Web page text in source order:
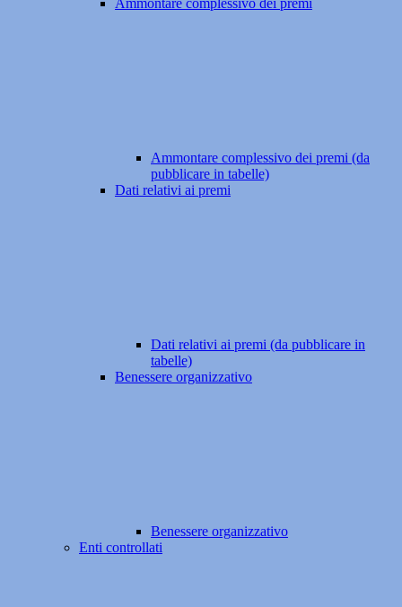
Ammontare complessivo dei premi
Ammontare complessivo dei premi (da
pubblicare in tabelle)
Dati relativi ai premi
Dati relativi ai premi (da pubblicare in
tabelle)
Benessere organizzativo
Benessere organizzativo
Enti controllati